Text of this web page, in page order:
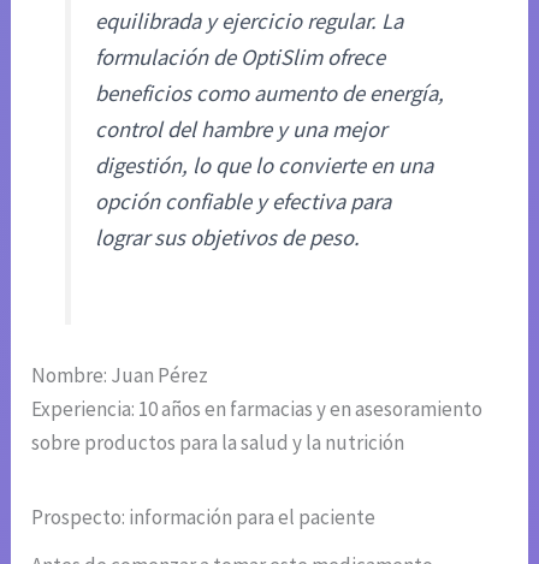
equilibrada y ejercicio regular. La
formulación de OptiSlim ofrece
beneficios como aumento de energía,
control del hambre y una mejor
digestión, lo que lo convierte en una
opción confiable y efectiva para
lograr sus objetivos de peso.
Nombre: Juan Pérez
Experiencia: 10 años en farmacias y en asesoramiento
sobre productos para la salud y la nutrición
Prospecto: información para el paciente